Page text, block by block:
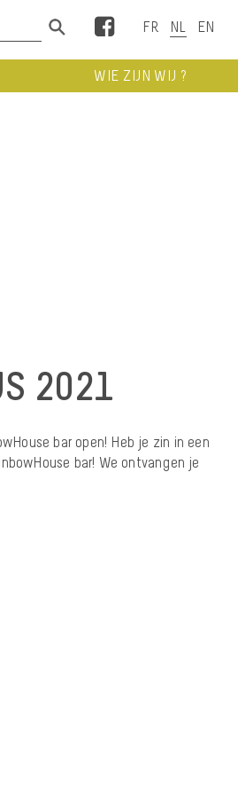
Facebook
WIE ZIJN WIJ ?
2021
bar open! Heb je zin in een
bar! We ontvangen je